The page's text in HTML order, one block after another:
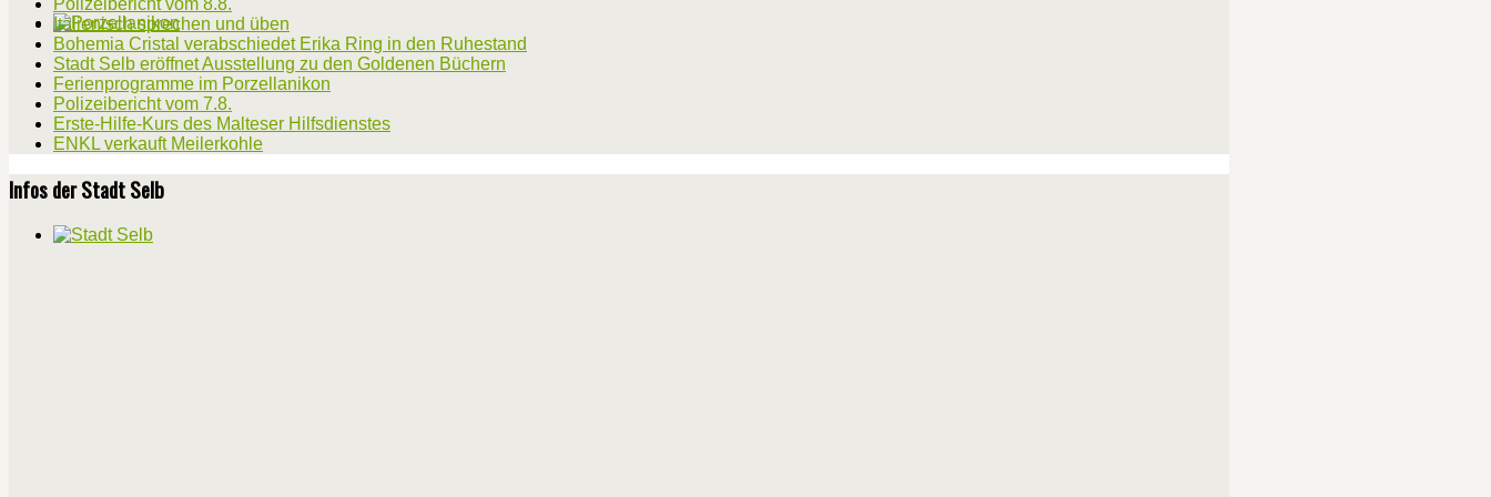
Italienisch sprechen und üben
Bohemia Cristal verabschiedet Erika Ring in den Ruhestand
Stadt Selb eröffnet Ausstellung zu den Goldenen Büchern
Ferienprogramme im Porzellanikon
Polizeibericht vom 7.8.
Erste-Hilfe-Kurs des Malteser Hilfsdienstes
ENKL verkauft Meilerkohle
Infos der Stadt Selb